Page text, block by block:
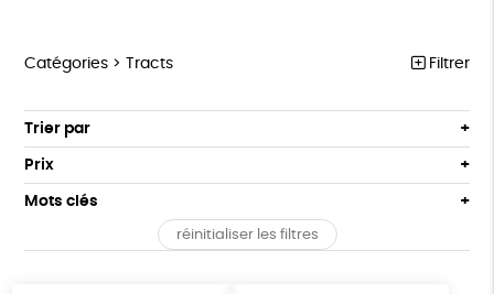
Catégories > Tracts Filtrer
MARCHE POUR LA FERMETURE DES ABATTOIRS
OUTILS MILITANTS
TRACTS
Trier par
Par défaut
Popularité
Prix : du - cher au + cher
Prix
Tous
50 € - 100 €
Mots clés
OEKO-Tex, PETA approuved vegan
réinitialiser les filtres